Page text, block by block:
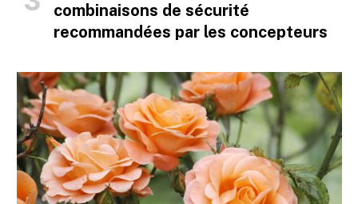
combinaisons de sécurité
recommandées par les concepteurs